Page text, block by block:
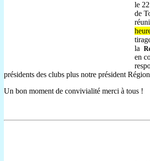
le
de
la
en
présidents des clubs plus notre président
Un bon moment de convivialité merci à tous !